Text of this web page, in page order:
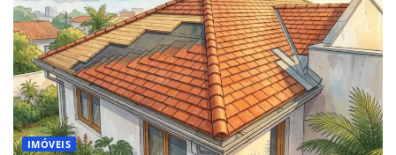
IMÓVEIS